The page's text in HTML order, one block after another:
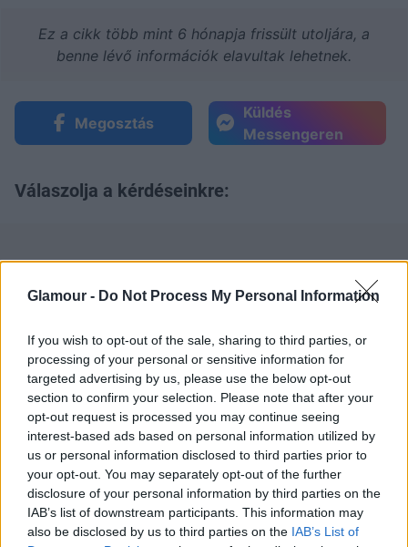
Glamour - Do Not Process My Personal Information
If you wish to opt-out of the sale, sharing to third parties, or
processing of your personal or sensitive information for
targeted advertising by us, please use the below opt-out
section to confirm your selection. Please note that after your
opt-out request is processed you may continue seeing
interest-based ads based on personal information utilized by
us or personal information disclosed to third parties prior to
your opt-out. You may separately opt-out of the further
disclosure of your personal information by third parties on the
IAB’s list of downstream participants. This information may
also be disclosed by us to third parties on the IAB’s List of
Ez a cikk több mint 6 hónapja frissült utoljára, a
benne lévő információk elavultak lehetnek.
Megosztás
Küldés
Messengeren
Válaszolja a kérdéseinkre: